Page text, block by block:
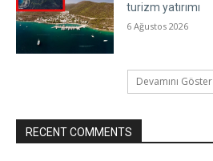
turizm yatırımı
6 Ağustos 2026
Devamını Göster
RECENT COMMENTS